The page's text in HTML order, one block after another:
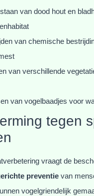
van dood hout en
van chemische
van verschillende
van vogelbaadjes voor
tegen
vraagt de
preventie van
vogelgriendelijk